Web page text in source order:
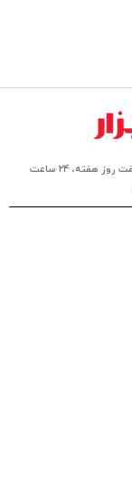
هفت روز هفته، ۲۴ ساعت